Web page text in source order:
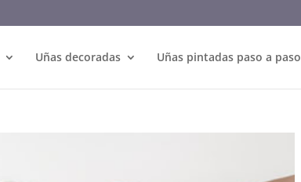
Uñas decoradas Uñas pintadas paso a paso